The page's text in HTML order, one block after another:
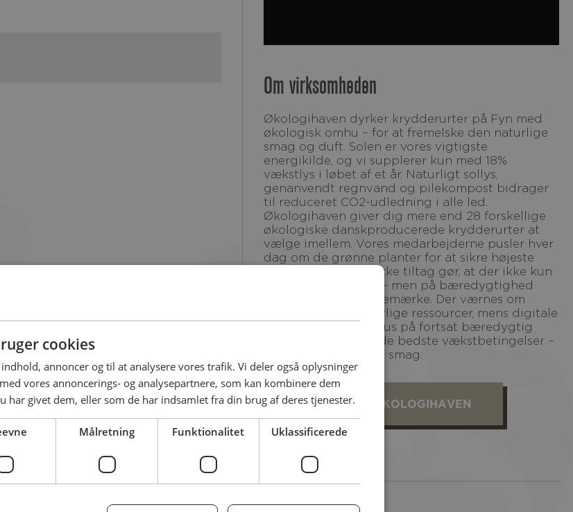
Om virksomheden
Økologihaven dyrker krydderurter på Fyn med
økologisk omhu – for at fremelske den naturlige
smag og duft. Solen er vores vigtigste
energikilde, og vi supplerer kun med 18%
vækstlys i løbet af et år. Naturligt sollys,
genanvendt regnvand og pilekompost bidrager
til reduceret CO2-udledning i alle led.
Økologihaven giver dig mere end 28 forskellige
økologiske danskproducerede krydderurter at
vælge imellem. Vores medarbejderne pusler hver
dag om de grønne planter for at sikre højeste
kvalitet. En lang række tiltag gør, at der ikke kun
er fokus på økologi – men på bæredygtighed
som overordnet pejlemærke. Der værnes om
organismer og naturlige ressourcer, mens digitale
løsninger holder fokus på fortsat bæredygtig
udvikling og sikrer de bedste vækstbetingelser –
og deraf den bedste smag.
SE MERE OM ØKOLOGIHAVEN
cookies
annoncer og til at analysere vores trafik. Vi deler også oplysninger
vores annoncerings- og analysepartnere, som kan kombinere dem
har givet dem, eller som de har indsamlet fra din brug af deres tjenester.
Målretning Funktionalitet Uklassificerede